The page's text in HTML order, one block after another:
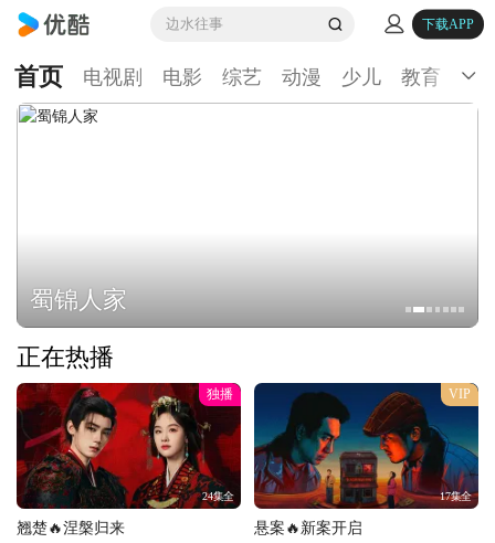
边水往事 下载APP
首页 电视剧 电影 综艺 动漫 少儿 教育 生
蜀锦人家
正在热播
独播
24集全
翘楚🔥涅槃归来
VIP
17集全
悬案🔥新案开启